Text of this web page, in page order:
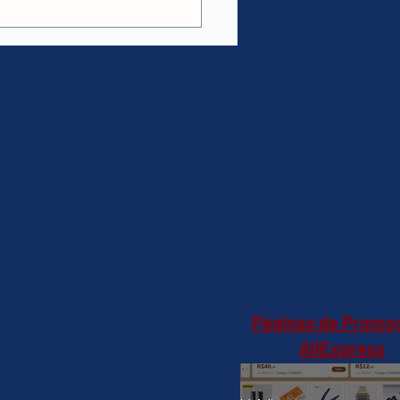
Páginas de
AliExpress